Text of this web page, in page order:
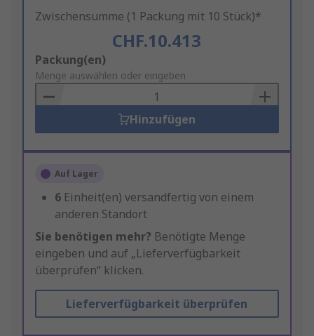
Zwischensumme (1 Packung mit 10 Stück)*
CHF.10.413
Add
to
Basket
Packung(en)
Menge auswählen oder eingeben
Hinzufügen
Auf Lager
6 Einheit(en) versandfertig von einem
anderen Standort
Sie benötigen mehr? Benötigte Menge
eingeben und auf „Lieferverfügbarkeit
überprüfen“ klicken.
Lieferverfügbarkeit überprüfen